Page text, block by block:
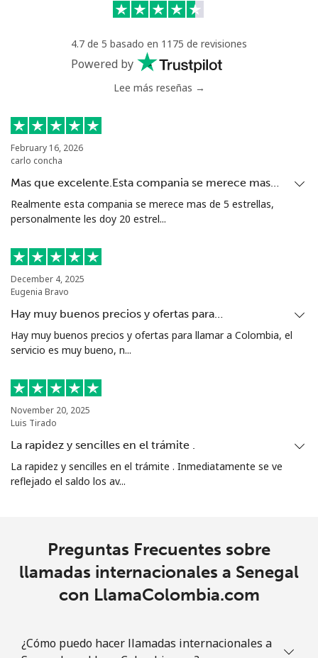
4.7 de 5 basado en 1175 de revisiones
Powered by
Lee más reseñas →
February 16, 2026
carlo concha
Mas que excelente.Esta compania se merece mas…
Realmente esta compania se merece mas de 5 estrellas,
personalmente les doy 20 estrel...
December 4, 2025
Eugenia Bravo
Hay muy buenos precios y ofertas para…
Hay muy buenos precios y ofertas para llamar a Colombia, el
servicio es muy bueno, n...
November 20, 2025
Luis Tirado
La rapidez y sencilles en el trámite .
La rapidez y sencilles en el trámite . Inmediatamente se ve
reflejado el saldo los av...
Preguntas Frecuentes sobre
llamadas internacionales a Senegal
con LlamaColombia.com
¿Cómo puedo hacer llamadas internacionales a